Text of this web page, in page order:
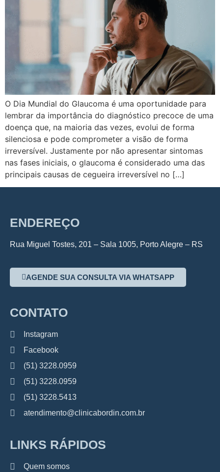
O Dia Mundial do Glaucoma é uma oportunidade para
lembrar da importância do diagnóstico precoce de uma
doença que, na maioria das vezes, evolui de forma
silenciosa e pode comprometer a visão de forma
irreversível. Justamente por não apresentar sintomas
nas fases iniciais, o glaucoma é considerado uma das
principais causas de cegueira irreversível no […]
ENDEREÇO
Rua Miguel Tostes, 201 – Sala 1005, Porto Alegre – RS
AGENDE SUA CONSULTA VIA WHATSAPP
CONTATO
Instagram
Facebook
(51) 3228.0959
(51) 3228.0959
(51) 3228.5413
atendimento@clinicabordin.com.br
LINKS RÁPIDOS
Quem somos